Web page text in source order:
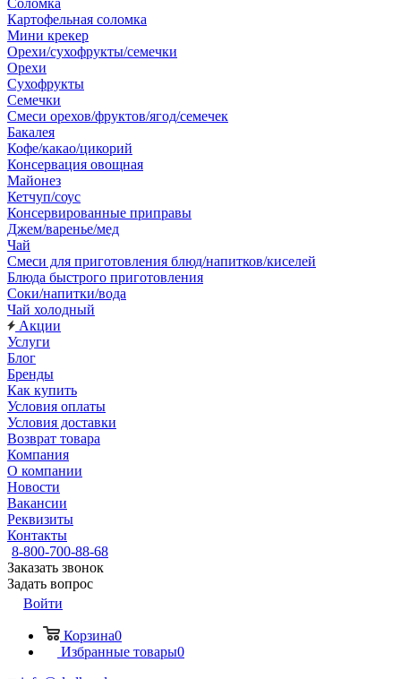
Соломка
Картофельная соломка
Мини крекер
Орехи/сухофрукты/семечки
Орехи
Сухофрукты
Семечки
Смеси орехов/фруктов/ягод/семечек
Бакалея
Кофе/какао/цикорий
Консервация овощная
Майонез
Кетчуп/соус
Консервированные приправы
Джем/варенье/мед
Чай
Смеси для приготовления блюд/напитков/киселей
Блюда быстрого приготовления
Соки/напитки/вода
Чай холодный
Акции
Услуги
Блог
Бренды
Как купить
Условия оплаты
Условия доставки
Возврат товара
Компания
О компании
Новости
Вакансии
Реквизиты
Контакты
8-800-700-88-68
Заказать звонок
Задать вопрос
Войти
Корзина0
Избранные товары0